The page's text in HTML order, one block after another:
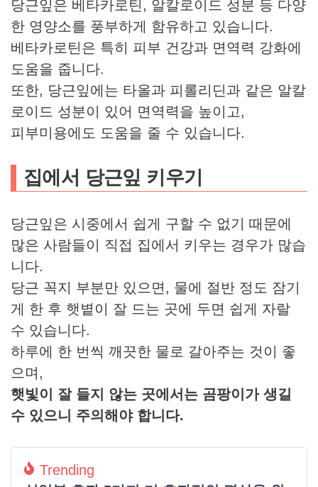
당근잎은 베타카로틴, 알칼로이드 성분 등 다양
한 영양소를 풍부하게 함유하고 있습니다.
베타카로틴은 특히 피부 건강과 면역력 강화에
도움을 줍니다.
또한, 당근잎에는 타올과 피롤리딘과 같은 알칼
로이드 성분이 있어 면역력을 높이고,
피부미용에도 도움을 줄 수 있습니다.
집에서 당근잎 키우기
당근잎은 시중에서 쉽게 구할 수 없기 때문에
많은 사람들이 직접 집에서 키우는 경우가 많습
니다.
당근 꼭지 부분만 있으면, 물에 절반 정도 잠기
게 한 후 햇볕이 잘 드는 곳에 두면 쉽게 자랄
수 있습니다.
하루에 한 번씩 깨끗한 물로 갈아주는 것이 좋
으며,
햇빛이 잘 들지 않는 곳에서는 곰팡이가 생길
수 있으니 주의해야 합니다.
Trending